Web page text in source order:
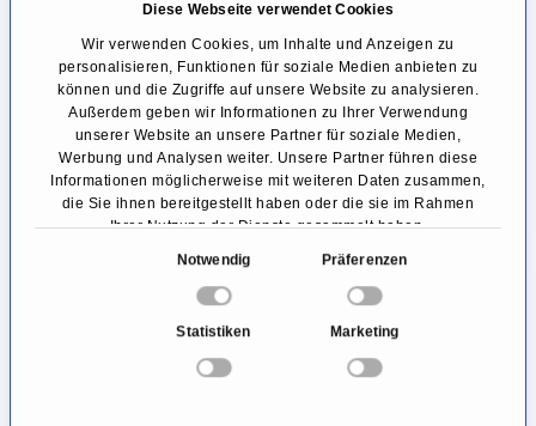
Diese Webseite verwendet Cookies
Wir verwenden Cookies, um Inhalte und Anzeigen zu
personalisieren, Funktionen für soziale Medien anbieten zu
können und die Zugriffe auf unsere Website zu analysieren.
Außerdem geben wir Informationen zu Ihrer Verwendung
unserer Website an unsere Partner für soziale Medien,
Werbung und Analysen weiter. Unsere Partner führen diese
Informationen möglicherweise mit weiteren Daten zusammen,
die Sie ihnen bereitgestellt haben oder die sie im Rahmen
Ihrer Nutzung der Dienste gesammelt haben.
Notwendig Präferenzen
Statistiken Marketing
wird und dort anwachsen muss. Wichtig ist
dies, da das spätere Implantat über eine
künstliche Zahnwurzel verfügt, die direkt in
den Knochen (enossal) eingesetzt wird
(entweder geschraubt oder als Stift). Die ganze
Festigkeit des Implantats und der eventuell
hängt von dem sicheren Einwachsen in den
Sind alle Vorkehrungen getroffen und die